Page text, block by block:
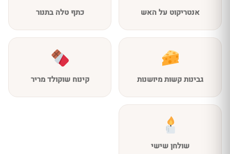
אנטריקוט על האש כתף טלה בתנור
גבינות קשות מיושנות קינוח שוקולד מריר
שולחן שישי